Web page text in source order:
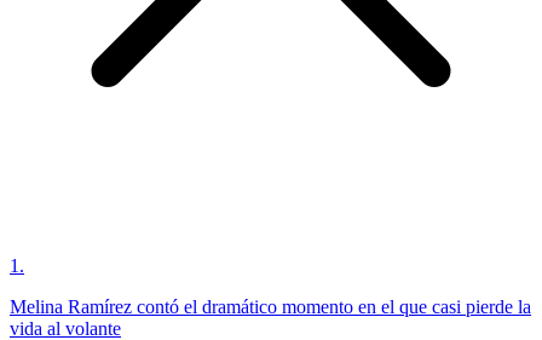
1 .
Melina Ramírez contó el dramático momento en el que casi pierde la
vida al volante